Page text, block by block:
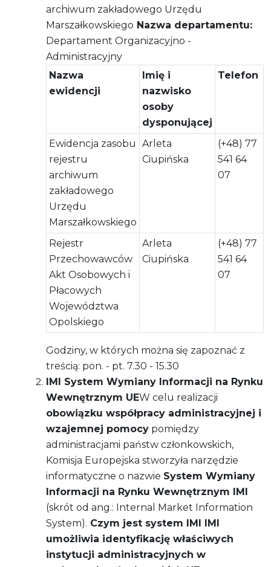
archiwum zakładowego Urzędu
Marszałkowskiego Nazwa departamentu:
Departament Organizacyjno -
Administracyjny
Nazwa
ewidencji
Imię i
nazwisko
osoby
dysponującej
Telefon
Ewidencja zasobu
rejestru
archiwum
zakładowego
Urzędu
Marszałkowskiego
Arleta
Ciupińska
(+48) 77
541 64
07
Rejestr
Przechowawców
Akt Osobowych i
Płacowych
Województwa
Opolskiego
Arleta
Ciupińska
(+48) 77
541 64
07
Godziny, w których można się zapoznać z
treścią: pon. - pt. 7.30 - 15.30
IMI System Wymiany Informacji na Rynku
Wewnętrznym UEW celu realizacji
obowiązku współpracy administracyjnej i
wzajemnej pomocy pomiędzy
administracjami państw członkowskich,
Komisja Europejska stworzyła narzędzie
informatyczne o nazwie System Wymiany
Informacji na Rynku Wewnętrznym IMI
(skrót od ang.: Internal Market Information
System). Czym jest system IMI IMI
umożliwia identyfikację właściwych
instytucji administracyjnych w